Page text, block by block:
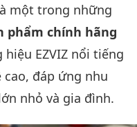
một trong những
phẩm chính hãng
hiệu EZVIZ nổi tiếng
cao, đáp ứng nhu
nhỏ và gia đình.